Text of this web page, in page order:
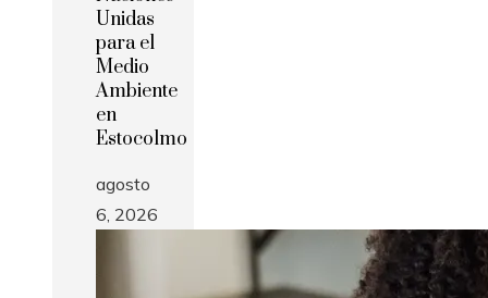
Unidas
para el
Medio
Ambiente
en
Estocolmo
agosto
6, 2026